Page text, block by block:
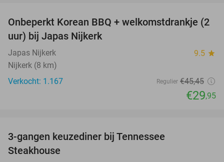
34%
Onbeperkt Korean BBQ + welkomstdrankje (2
uur) bij Japas Nijkerk
Japas Nijkerk 9.5 star
Nijkerk (8 km)
Verkocht: 1.167
Regulier €45,45
€29,95
3-gangen keuzediner bij Tennessee
Steakhouse